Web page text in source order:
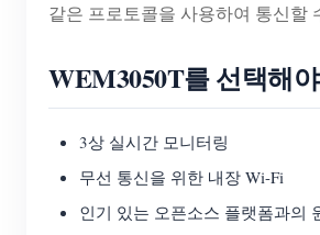
같은 프로토콜을 사용하여 통신할
WEM3050T를 선택해
3상 실시간 모니터링
무선 통신을 위한 내장 Wi-Fi
인기 있는 오픈소스 플랫폼과의